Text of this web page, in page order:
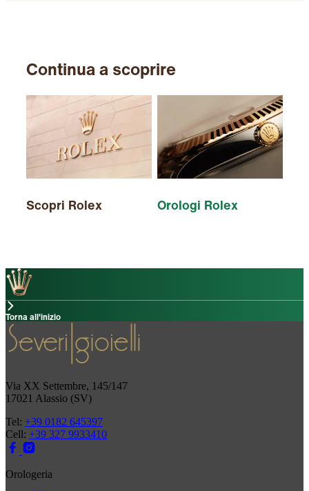
Continua a scoprire
Scopri Rolex Orologi Rolex
Torna all'inizio
Via XX Settembre, 145/147
17021 Alassio (SV)
Tel: +39 0182 645397
Cell: +39 327 9933410
Orologeria